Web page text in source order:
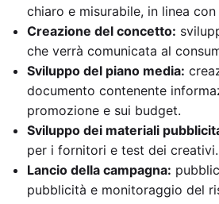
chiaro e misurabile, in linea
Creazione del concetto:
che verrà comunicata al
Sviluppo del piano media:
documento contenente
promozione e sui budget.
Sviluppo dei materiali
per i fornitori e test dei creativi.
Lancio della campagna:
pubblicità e monitoraggio del